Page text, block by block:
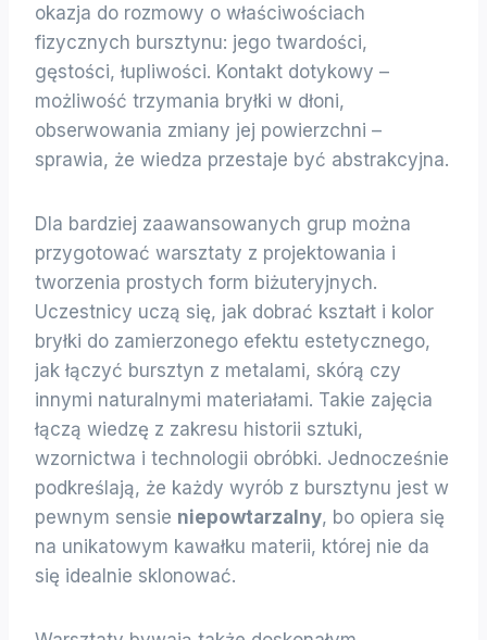
okazja do rozmowy o właściwościach
fizycznych bursztynu: jego twardości,
gęstości, łupliwości. Kontakt dotykowy –
możliwość trzymania bryłki w dłoni,
obserwowania zmiany jej powierzchni –
sprawia, że wiedza przestaje być abstrakcyjna.
Dla bardziej zaawansowanych grup można
przygotować warsztaty z projektowania i
tworzenia prostych form biżuteryjnych.
Uczestnicy uczą się, jak dobrać kształt i kolor
bryłki do zamierzonego efektu estetycznego,
jak łączyć bursztyn z metalami, skórą czy
innymi naturalnymi materiałami. Takie zajęcia
łączą wiedzę z zakresu historii sztuki,
wzornictwa i technologii obróbki. Jednocześnie
podkreślają, że każdy wyrób z bursztynu jest w
pewnym sensie niepowtarzalny, bo opiera się
na unikatowym kawałku materii, której nie da
się idealnie sklonować.